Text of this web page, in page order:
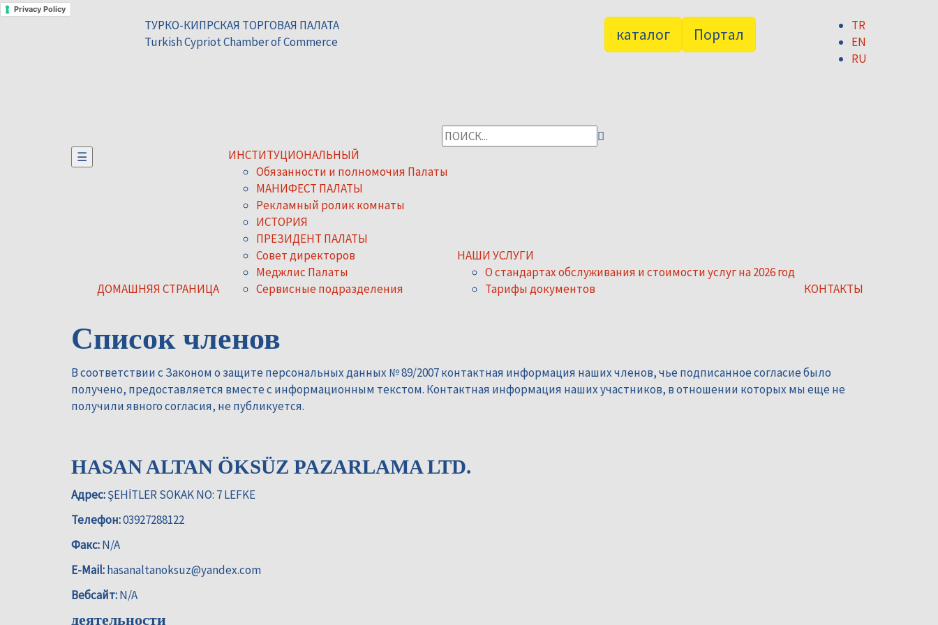
Privacy Policy
ТУРКО-КИПРСКАЯ ТОРГОВАЯ ПАЛАТА
Turkish Cypriot Chamber of Commerce
TR
EN
RU
Портал
каталог
ДОМАШНЯЯ СТРАНИЦА
ИНСТИТУЦИОНАЛЬНЫЙ
Обязанности и полномочия Палаты
МАНИФЕСТ ПАЛАТЫ
Рекламный ролик комнаты
ИСТОРИЯ
ПРЕЗИДЕНТ ПАЛАТЫ
Совет директоров
Меджлис Палаты
Сервисные подразделения
НАШИ УСЛУГИ
О стандартах обслуживания и стоимости услуг на 2026 год
Тарифы документов
КОНТАКТЫ
☰
Список членов
В соответствии с Законом о защите персональных данных № 89/2007 контактная информация наших членов, чье подписанное согласие было
получено, предоставляется вместе с информационным текстом. Контактная информация наших участников, в отношении которых мы еще не
получили явного согласия, не публикуется.
HASAN ALTAN ÖKSÜZ PAZARLAMA LTD.
Адрес:ŞEHİTLER SOKAK NO: 7 LEFKE
Телефон:03927288122
Факс:N/A
E-Mail:hasanaltanoksuz@yandex.com
Вебсайт:N/A
деятельности